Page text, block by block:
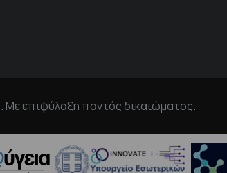
. Με επιφύλαξη παντός δικαιώματος.